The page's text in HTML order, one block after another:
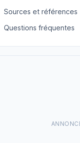
Sources et références
Questions fréquentes